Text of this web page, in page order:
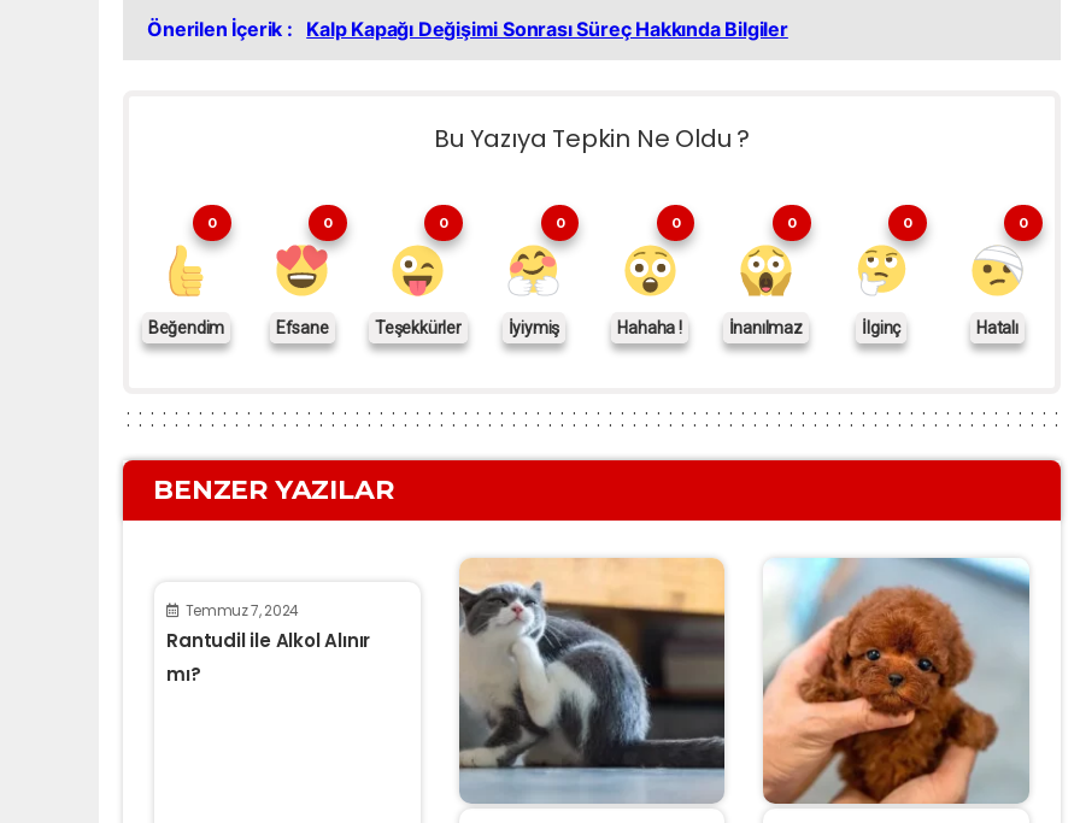
Önerilen İçerik : Kalp Kapağı Değişimi Sonrası Süreç Hakkında Bilgiler
Bu Yazıya Tepkin Ne Oldu ?
Beğendim
0
Efsane
0
Teşekkürler
0
İyiymiş
0
Hahaha !
0
İnanılmaz
0
İlginç
0
Hatalı
0
BENZER YAZILAR
Temmuz 7, 2024
Rantudil ile Alkol Alınır
mı?